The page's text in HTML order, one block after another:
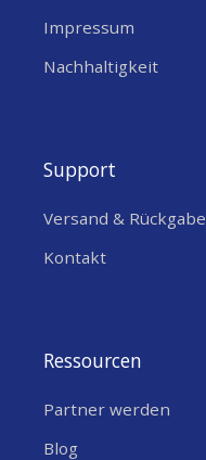
Impressum
Nachhaltigkeit
Support
Versand & Rückgabe
Kontakt
Ressourcen
Partner werden
Blog